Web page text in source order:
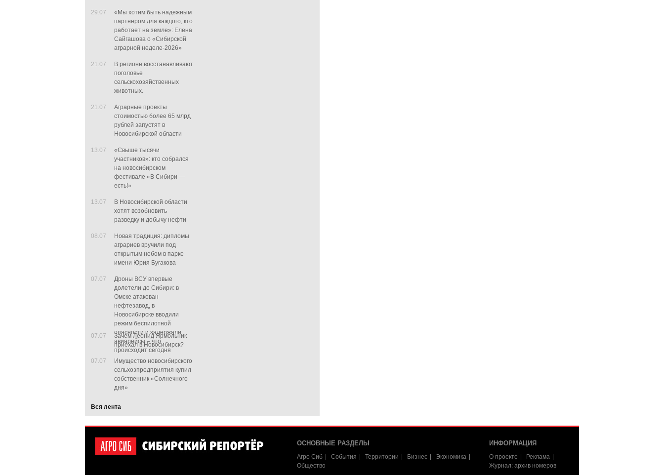
29.07
«Мы хотим быть надежным
партнером для каждого, кто
работает на земле»: Елена
Сайгашова о «Сибирской
аграрной неделе-2026»
21.07
В регионе восстанавливают
поголовье
сельскохозяйственных
животных.
21.07
Аграрные проекты
стоимостью более 65 млрд
рублей запустят в
Новосибирской области
13.07
«Свыше тысячи
участников»: кто собрался
на новосибирском
фестивале «В Сибири —
есть!»
13.07
В Новосибирской области
хотят возобновить
разведку и добычу нефти
08.07
Новая традиция: дипломы
аграриев вручили под
открытым небом в парке
имени Юрия Бугакова
07.07
Дроны ВСУ впервые
долетели до Сибири: в
Омске атакован
нефтезавод, в
Новосибирске вводили
режим беспилотной
опасности и задержали
авиарейсы – что
происходит сегодня
07.07
Зачем Леонид Ярмольник
приехал в Новосибирск?
07.07
Имущество новосибирского
сельхозпредприятия купил
собственник «Солнечного
дня»
Вся лента
ОСНОВНЫЕ РАЗДЕЛЫ
Агро Сиб События Территории Бизнес
Экономика
Общество
ИНФОРМАЦИЯ
О проекте
Реклама
Журнал: архив номеров